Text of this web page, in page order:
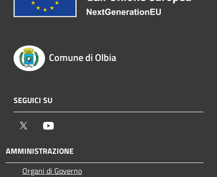
Comune di Olbia
SEGUICI SU
Twitter
AMMINISTRAZIONE
Organi di Governo